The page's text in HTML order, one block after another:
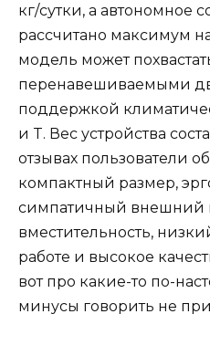
кг/сутки, а автономное
рассчитано максимум
модель может
перенавешиваемыми
поддержкой
и T. Вес устройства
отзывах пользователи
компактный размер,
симпатичный внешний
вместительность,
работе и высокое
вот про какие-то по-
минусы говорить не